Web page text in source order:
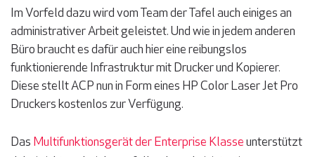
Im Vorfeld dazu wird vom Team der Tafel auch einiges an
administrativer Arbeit geleistet. Und wie in jedem anderen
Büro braucht es dafür auch hier eine reibungslos
funktionierende Infrastruktur mit Drucker und Kopierer.
Diese stellt ACP nun in Form eines HP Color Laser Jet Pro
Druckers kostenlos zur Verfügung.
Das Multifunktionsgerät der Enterprise Klasse unterstützt